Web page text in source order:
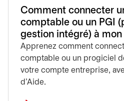
Comment connecter
comptable ou un PGI
gestion intégré) à
Entreprises?
Apprenez comment
comptable ou un progiciel
votre compte entreprise,
d'Aide.